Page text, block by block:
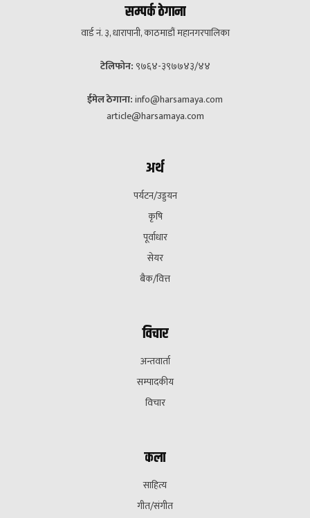
सम्पर्क ठेगाना
वार्ड नं. ३, धारापानी, काठमाडौं महानगरपालिका
टेलिफोन: ९७६४-३९७७४३/४४
ईमेल ठेगाना:info@harsamaya.com
article@harsamaya.com
अर्थ
पर्यटन/उड्डयन
कृषि
पूर्वाधार
सेयर
बैक/वित्त
विचार
अन्तवार्ता
सम्पादकीय
विचार
कला
साहित्य
गीत/संगीत